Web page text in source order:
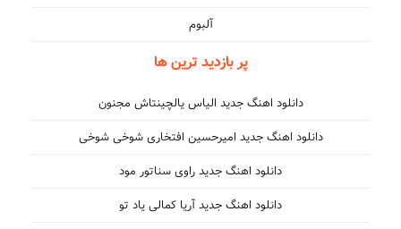
آلبوم
پر بازدید ترین ها
دانلود اهنگ جدید الیاس یالچینتاش مجنون
دانلود اهنگ جدید امیرحسین افتخاری شوخی شوخی
دانلود اهنگ جدید راوی سناتور مود
دانلود اهنگ جدید آریا کمالی یاد تو